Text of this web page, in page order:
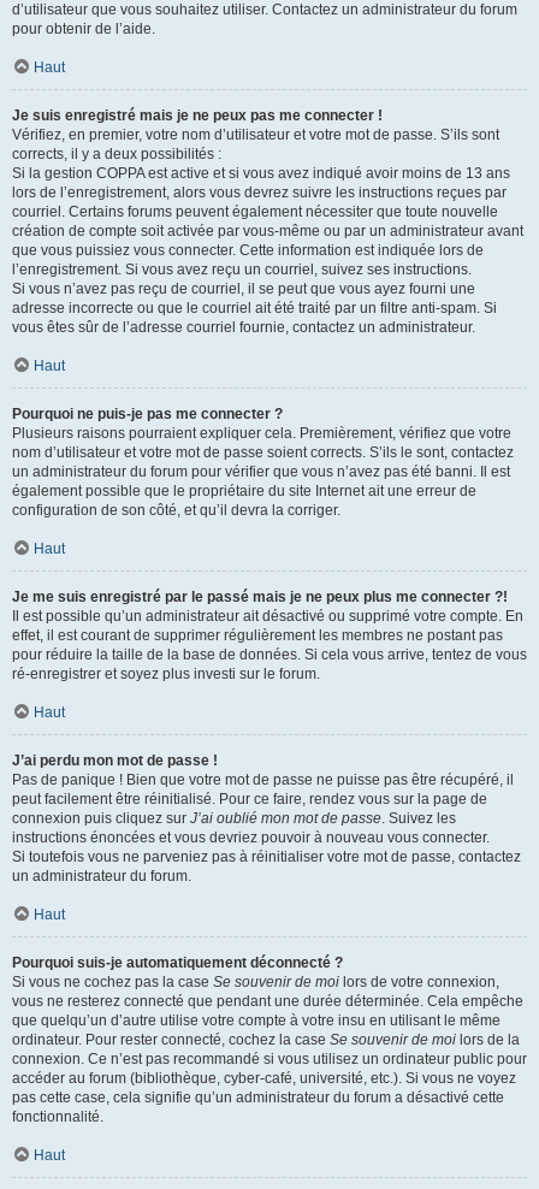
d’utilisateur que vous souhaitez utiliser. Contactez un administrateur du forum
pour obtenir de l’aide.
Haut
Je suis enregistré mais je ne peux pas me connecter !
Vérifiez, en premier, votre nom d’utilisateur et votre mot de passe. S’ils sont
corrects, il y a deux possibilités :
Si la gestion COPPA est active et si vous avez indiqué avoir moins de 13 ans
lors de l’enregistrement, alors vous devrez suivre les instructions reçues par
courriel. Certains forums peuvent également nécessiter que toute nouvelle
création de compte soit activée par vous-même ou par un administrateur avant
que vous puissiez vous connecter. Cette information est indiquée lors de
l’enregistrement. Si vous avez reçu un courriel, suivez ses instructions.
Si vous n’avez pas reçu de courriel, il se peut que vous ayez fourni une
adresse incorrecte ou que le courriel ait été traité par un filtre anti-spam. Si
vous êtes sûr de l’adresse courriel fournie, contactez un administrateur.
Haut
Pourquoi ne puis-je pas me connecter ?
Plusieurs raisons pourraient expliquer cela. Premièrement, vérifiez que votre
nom d’utilisateur et votre mot de passe soient corrects. S’ils le sont, contactez
un administrateur du forum pour vérifier que vous n’avez pas été banni. Il est
également possible que le propriétaire du site Internet ait une erreur de
configuration de son côté, et qu’il devra la corriger.
Haut
Je me suis enregistré par le passé mais je ne peux plus me connecter ?!
Il est possible qu’un administrateur ait désactivé ou supprimé votre compte. En
effet, il est courant de supprimer régulièrement les membres ne postant pas
pour réduire la taille de la base de données. Si cela vous arrive, tentez de vous
ré-enregistrer et soyez plus investi sur le forum.
Haut
J’ai perdu mon mot de passe !
Pas de panique ! Bien que votre mot de passe ne puisse pas être récupéré, il
peut facilement être réinitialisé. Pour ce faire, rendez vous sur la page de
connexion puis cliquez sur J’ai oublié mon mot de passe. Suivez les
instructions énoncées et vous devriez pouvoir à nouveau vous connecter.
Si toutefois vous ne parveniez pas à réinitialiser votre mot de passe, contactez
un administrateur du forum.
Haut
Pourquoi suis-je automatiquement déconnecté ?
Si vous ne cochez pas la case Se souvenir de moi lors de votre connexion,
vous ne resterez connecté que pendant une durée déterminée. Cela empêche
que quelqu’un d’autre utilise votre compte à votre insu en utilisant le même
ordinateur. Pour rester connecté, cochez la case Se souvenir de moi lors de la
connexion. Ce n’est pas recommandé si vous utilisez un ordinateur public pour
accéder au forum (bibliothèque, cyber-café, université, etc.). Si vous ne voyez
pas cette case, cela signifie qu’un administrateur du forum a désactivé cette
fonctionnalité.
Haut